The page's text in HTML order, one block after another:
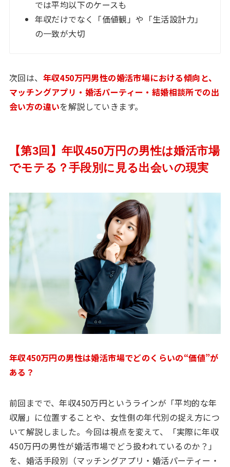
では平均以下のケースも
年収だけでなく「価値観」や「生活設計力」
の一致が大切
次回は、 年収450万円男性の婚活市場における傾向と、
マッチングアプリ・婚活パーティー・結婚相談所での出
会い方の違いを解説していきます。
【第3回】年収450万円の男性は婚活市場
でモテる？手段別に見る出会いの現実
年収450万円の男性は婚活市場でどのくらいの“価値”が
ある？
前回までで、年収450万円というラインが「平均的な年
収層」に位置することや、女性側の年代別の捉え方につ
いて解説しました。今回は視点を変えて、「実際に年収
450万円の男性が婚活市場でどう扱われているのか？」
を、婚活手段別（マッチングアプリ・婚活パーティー・